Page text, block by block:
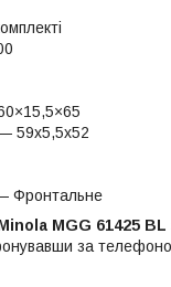
59х5,5х52
Фронтальне
MGG 61425 BL
за